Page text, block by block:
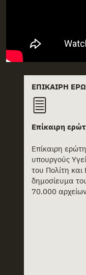
ΕΠΊΚΑΙΡΗ
Επίκαιρη
Επίκαιρη
υπουργούς
του Πολίτη
δημοσίευμα
70.000